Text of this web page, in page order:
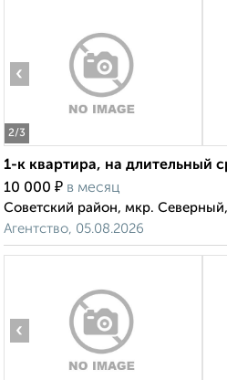
2/3
‹
1-к квартира, на длительный
10 000 ₽ в месяц
Советский район, мкр.
Агентство, 05.08.2026
‹